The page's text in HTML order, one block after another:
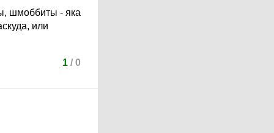
шмоббиты - яка
или
1/ 0